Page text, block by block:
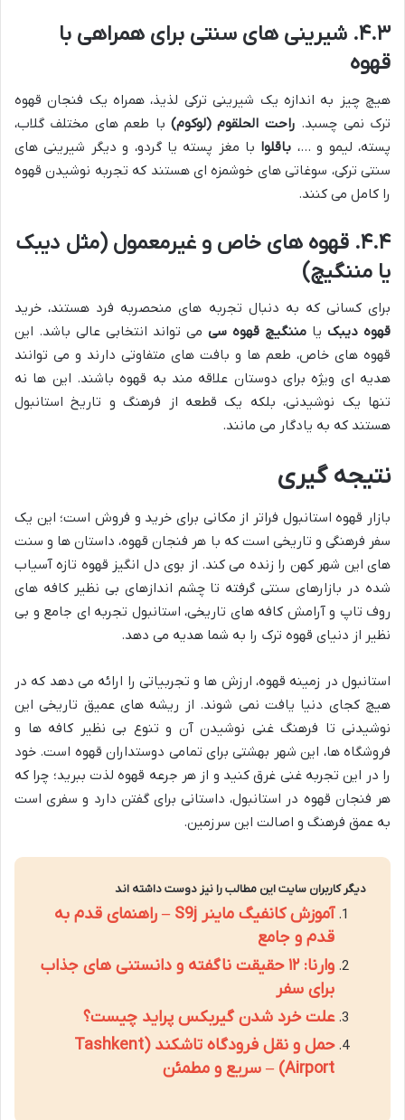
۴.۳. شیرینی های سنتی برای همراهی با
قهوه
هیچ چیز به اندازه یک شیرینی ترکی لذیذ، همراه یک فنجان قهوه
ترک نمی چسبد. راحت الحلقوم (لوکوم) با طعم های مختلف گلاب،
پسته، لیمو و …، باقلوا با مغز پسته یا گردو، و دیگر شیرینی های
سنتی ترکی، سوغاتی های خوشمزه ای هستند که تجربه نوشیدن قهوه
را کامل می کنند.
۴.۴. قهوه های خاص و غیرمعمول (مثل دیبک
یا مننگیچ)
برای کسانی که به دنبال تجربه های منحصربه فرد هستند، خرید
قهوه دیبک یا مننگیچ قهوه سی می تواند انتخابی عالی باشد. این
قهوه های خاص، طعم ها و بافت های متفاوتی دارند و می توانند
هدیه ای ویژه برای دوستان علاقه مند به قهوه باشند. این ها نه
تنها یک نوشیدنی، بلکه یک قطعه از فرهنگ و تاریخ استانبول
هستند که به یادگار می مانند.
نتیجه گیری
بازار قهوه استانبول فراتر از مکانی برای خرید و فروش است؛ این یک
سفر فرهنگی و تاریخی است که با هر فنجان قهوه، داستان ها و سنت
های این شهر کهن را زنده می کند. از بوی دل انگیز قهوه تازه آسیاب
شده در بازارهای سنتی گرفته تا چشم اندازهای بی نظیر کافه های
روف تاپ و آرامش کافه های تاریخی، استانبول تجربه ای جامع و بی
نظیر از دنیای قهوه ترک را به شما هدیه می دهد.
استانبول در زمینه قهوه، ارزش ها و تجربیاتی را ارائه می دهد که در
هیچ کجای دنیا یافت نمی شوند. از ریشه های عمیق تاریخی این
نوشیدنی تا فرهنگ غنی نوشیدن آن و تنوع بی نظیر کافه ها و
فروشگاه ها، این شهر بهشتی برای تمامی دوستداران قهوه است. خود
را در این تجربه غنی غرق کنید و از هر جرعه قهوه لذت ببرید؛ چرا که
هر فنجان قهوه در استانبول، داستانی برای گفتن دارد و سفری است
به عمق فرهنگ و اصالت این سرزمین.
دیگر کاربران سایت این مطالب را نیز دوست داشته اند
آموزش کانفیگ ماینر S9j – راهنمای قدم به
قدم و جامع
وارنا: ۱۲ حقیقت ناگفته و دانستنی های جذاب
برای سفر
علت خرد شدن گیربکس پراید چیست؟
حمل و نقل فرودگاه تاشکند (Tashkent
Airport) – سریع و مطمئن